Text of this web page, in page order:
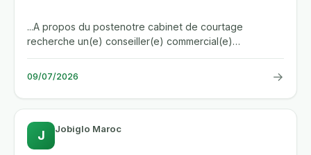
...A propos du postenotre cabinet de courtage
recherche un(e) conseiller(e) commercial(e)
specialise(e) en assurances...
09/07/2026 →
J Jobiglo Maroc